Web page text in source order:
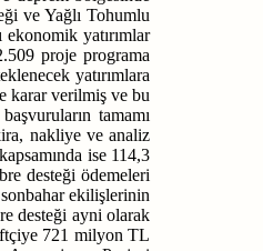
ve Yağlı Tohumlu
ekonomik yatırımlar
proje programa
yatırımlara
karar verilmiş ve bu
tamamı
nakliye ve analiz
ise 114,3
desteği ödemeleri
ekilişlerinin
desteği ayni olarak
721 milyon TL